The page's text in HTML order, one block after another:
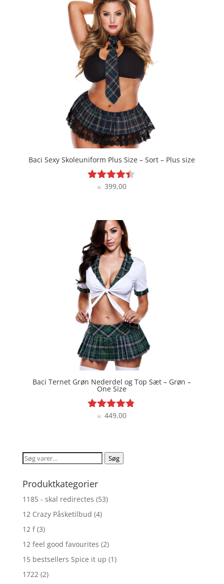
Baci Sexy Skoleuniform Plus Size – Sort – Plus size
Vurderet
kr.399,00
Baci Ternet Grøn Nederdel og Top Sæt – Grøn –
One Size
Vurderet
kr.449,00
Søg
Søg
Produktkategorier
1185 - skal redirectes (53)
12 Crazy Påsketilbud (4)
12 f (3)
12 feel good favourites (2)
15 bestsellers Spice it up (1)
1722 (2)